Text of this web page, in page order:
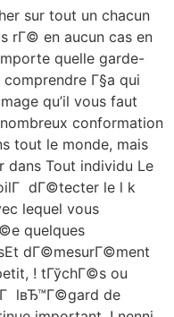
sur tout un chacun
rГ© en aucun cas en
quelle garde-
Г§a qui
qu’il vous faut
conformation
tout le monde, mais
dans Tout individu Le
dГ©tecter le l k
lequel vous
quelques
dГ©mesurГ©ment
! tГўchГ©s ou
lвЂ™Г©gard de